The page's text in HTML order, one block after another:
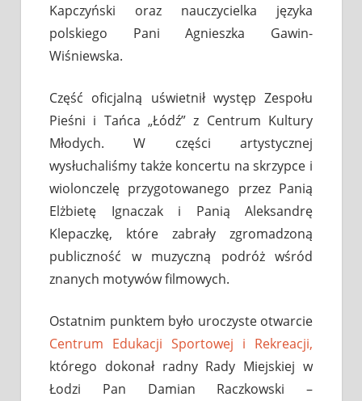
Kapczyński oraz nauczycielka języka
polskiego Pani Agnieszka Gawin-
Wiśniewska.
Część oficjalną uświetnił występ Zespołu
Pieśni i Tańca „Łódź” z Centrum Kultury
Młodych. W części artystycznej
wysłuchaliśmy także koncertu na skrzypce i
wiolonczelę przygotowanego przez Panią
Elżbietę Ignaczak i Panią Aleksandrę
Klepaczkę, które zabrały zgromadzoną
publiczność w muzyczną podróż wśród
znanych motywów filmowych.
Ostatnim punktem było uroczyste otwarcie
Centrum Edukacji Sportowej i Rekreacji,
którego dokonał radny Rady Miejskiej w
Łodzi Pan Damian Raczkowski –